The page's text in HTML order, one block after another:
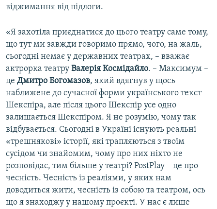
віджимання від підлоги.
«Я захотіла приєднатися до цього театру саме тому,
що тут ми завжди говоримо прямо, чого, на жаль,
сьогодні немає у державних театрах, – вважає
актрорка театру Валерія Космідайло. – Максимум –
це Дмитро Богомазов, який вдягнув у щось
наближене до сучасної форми українського текст
Шекспіра, але після цього Шекспір усе одно
залишається Шекспіром. Я не розумію, чому так
відбувається. Сьогодні в Україні існують реальні
«трешнякові» історії, які трапляються з твоїм
сусідом чи знайомим, чому про них ніхто не
розповідає, тим більше у театрі? PostPlay – це про
чесність. Чесність із реаліями, у яких нам
доводиться жити, чесність із собою та театром, ось
що я знаходжу у нашому проєкті. У нас є лише